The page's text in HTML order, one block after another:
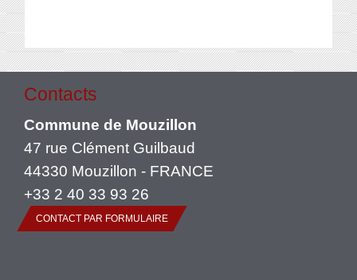
Contacts
Commune de Mouzillon
47 rue Clément Guilbaud
44330 Mouzillon - FRANCE
+33 2 40 33 93 26
CONTACT PAR FORMULAIRE